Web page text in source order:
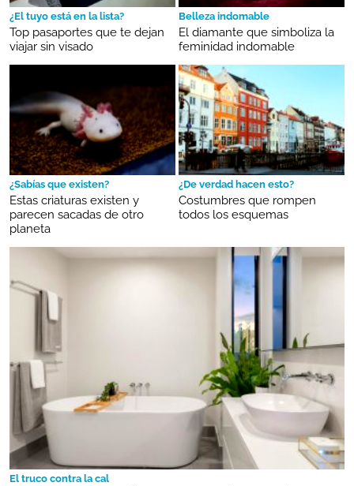
¿El tuyo está en la lista?
Top pasaportes que te dejan
viajar sin visado
Belleza indomable
El diamante que simboliza la
feminidad indomable
¿Sabías que existen?
Estas criaturas existen y
parecen sacadas de otro
planeta
¿De verdad hacen esto?
Costumbres que rompen
todos los esquemas
El truco contra la cal